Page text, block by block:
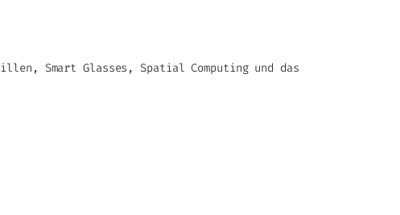
Smart Glasses, Spatial Computing und das